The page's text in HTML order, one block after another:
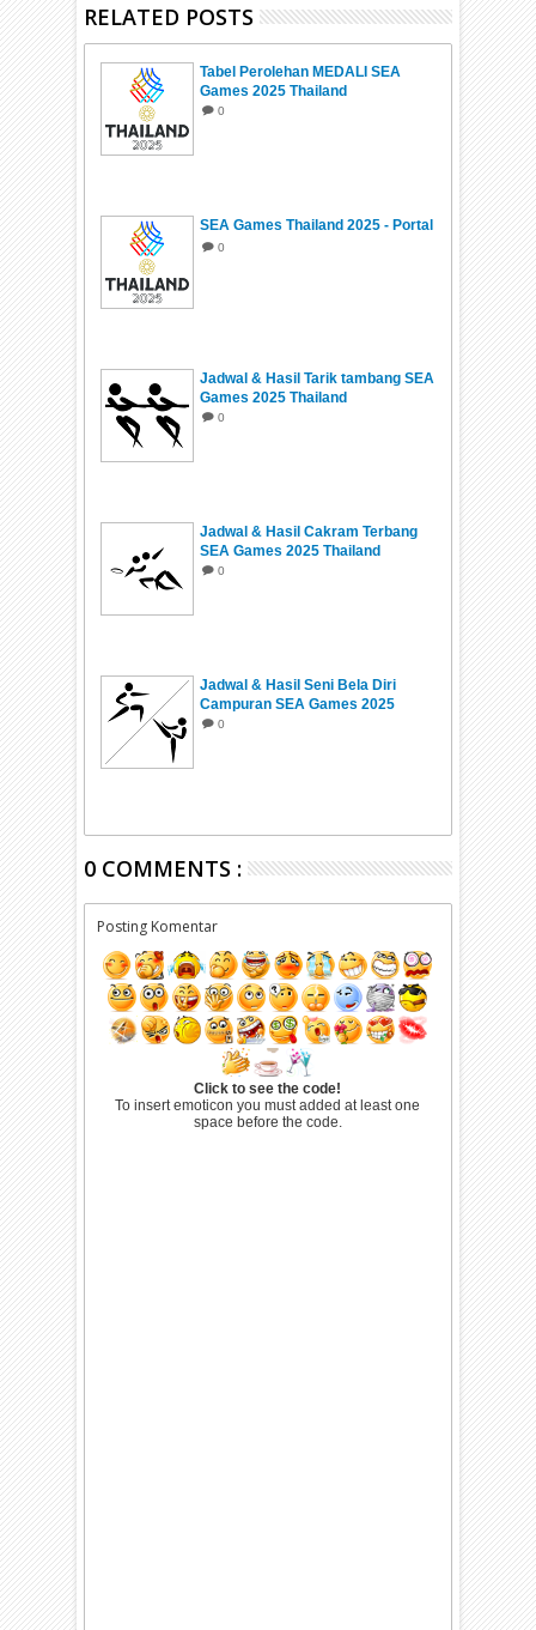
RELATED POSTS
Tabel Perolehan MEDALI SEA
Games 2025 Thailand
0
SEA Games Thailand 2025 - Portal
0
Jadwal & Hasil Tarik tambang SEA
Games 2025 Thailand
0
Jadwal & Hasil Cakram Terbang
SEA Games 2025 Thailand
0
Jadwal & Hasil Seni Bela Diri
Campuran SEA Games 2025
Thailand
0
0 COMMENTS :
Posting Komentar
Click to see the code!
To insert emoticon you must added at least one
space before the code.